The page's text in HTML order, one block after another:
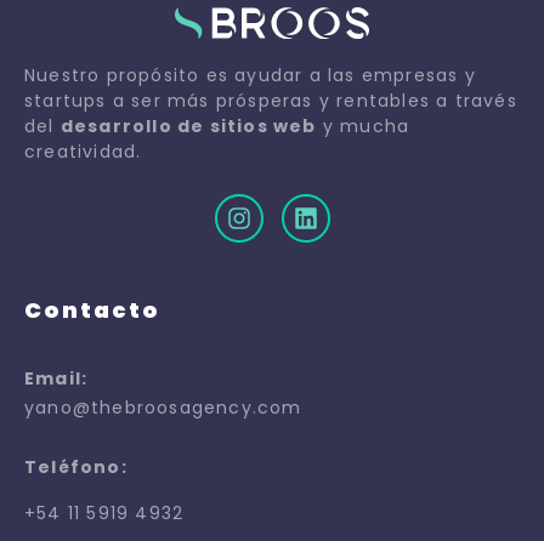
Nuestro propósito es ayudar a las empresas y
startups a ser más prósperas y rentables a través
del desarrollo de sitios web y mucha
creatividad.
Contacto
Email:
yano@thebroosagency.com
Teléfono:
+54 11 5919 4932